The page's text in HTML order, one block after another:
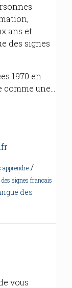
ans et
des signes
1970 en
une...
apprendre /
des signes francais
des
vous